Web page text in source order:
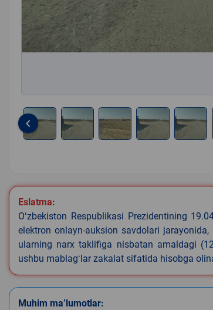
keyboard_arrow_left
Eslatma:
Oʻzbekiston Respublikasi Prezidentining
elektron onlayn-auksion savdolari
ularning narx taklifiga nisbatan amaldagi
ushbu mablagʻlar zakalat sifatida hisobga
Muhim ma’lumotlar: